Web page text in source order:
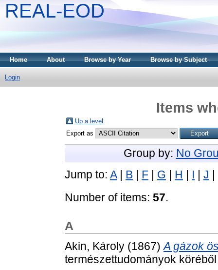
REAL-EOD
Home About Browse by Year Browse by Subject
Login
Items
Up a level
Export as
Group by: No
Jump to: A| B | F | G | H | I | J |
Number of items: 57.
A
Akin, Károly (1867)A gázok
természettudományok